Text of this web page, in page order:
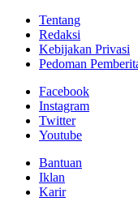
Tentang
Redaksi
Kebijakan Privasi
Pedoman
Facebook
Instagram
Twitter
Youtube
Bantuan
Iklan
Karir